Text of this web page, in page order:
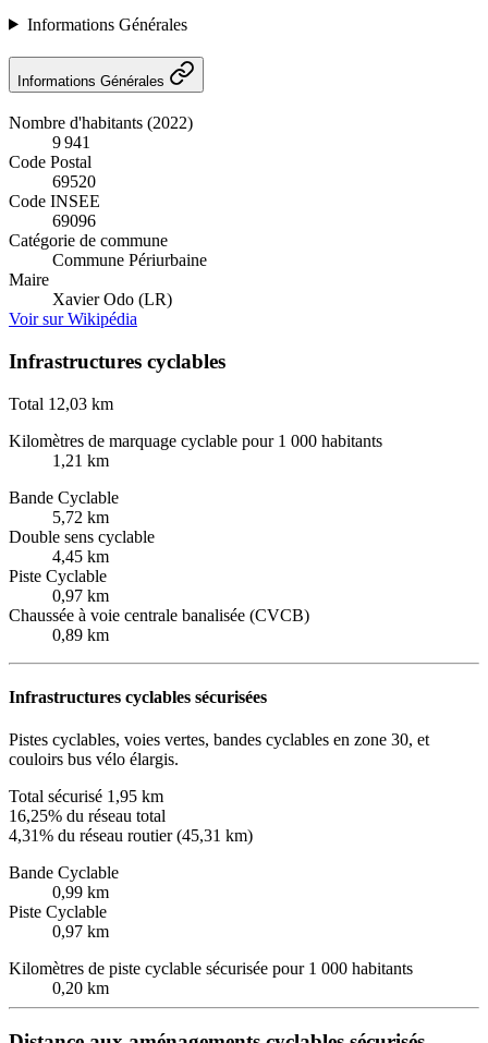
Informations Générales
Informations Générales
Nombre d'habitants (2022)
9 941
Code Postal
69520
Code INSEE
69096
Catégorie de commune
Commune Périurbaine
Maire
Xavier Odo (LR)
Voir sur Wikipédia
Infrastructures cyclables
Total 12,03 km
Kilomètres de marquage cyclable pour 1 000 habitants
1,21 km
Bande Cyclable
5,72 km
Double sens cyclable
4,45 km
Piste Cyclable
0,97 km
Chaussée à voie centrale banalisée (CVCB)
0,89 km
Infrastructures cyclables sécurisées
Pistes cyclables, voies vertes, bandes cyclables en zone 30, et
couloirs bus vélo élargis.
Total sécurisé 1,95 km
16,25% du réseau total
4,31% du réseau routier (45,31 km)
Bande Cyclable
0,99 km
Piste Cyclable
0,97 km
Kilomètres de piste cyclable sécurisée pour 1 000 habitants
0,20 km